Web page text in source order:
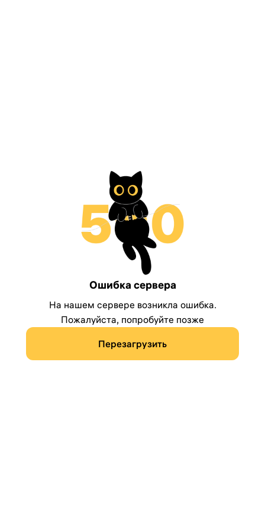
Ошибка сервера
На нашем сервере возникла ошибка.
Пожалуйста, попробуйте позже
Перезагрузить